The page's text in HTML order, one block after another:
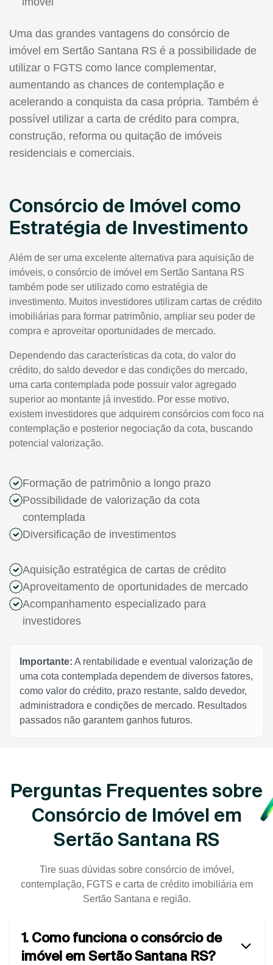
Uma das grandes vantagens do consórcio de
imóvel em Sertão Santana RS é a possibilidade de
utilizar o FGTS como lance complementar,
aumentando as chances de contemplação e
acelerando a conquista da casa própria. Também é
possível utilizar a carta de crédito para compra,
construção, reforma ou quitação de imóveis
residenciais e comerciais.
Consórcio de Imóvel como
Estratégia de Investimento
Além de ser uma excelente alternativa para aquisição de
imóveis, o consórcio de imóvel em Sertão Santana RS
também pode ser utilizado como estratégia de
investimento. Muitos investidores utilizam cartas de crédito
imobiliárias para formar patrimônio, ampliar seu poder de
compra e aproveitar oportunidades de mercado.
Dependendo das características da cota, do valor do
crédito, do saldo devedor e das condições do mercado,
uma carta contemplada pode possuir valor agregado
superior ao montante já investido. Por esse motivo,
existem investidores que adquirem consórcios com foco na
contemplação e posterior negociação da cota, buscando
potencial valorização.
Formação de patrimônio a longo prazo
Possibilidade de valorização da cota
contemplada
Diversificação de investimentos
Aquisição estratégica de cartas de crédito
Aproveitamento de oportunidades de mercado
Acompanhamento especializado para
investidores
Importante: A rentabilidade e eventual valorização de
uma cota contemplada dependem de diversos fatores,
como valor do crédito, prazo restante, saldo devedor,
administradora e condições de mercado. Resultados
passados não garantem ganhos futuros.
Perguntas Frequentes sobre
Consórcio de Imóvel em
Sertão Santana RS
Tire suas dúvidas sobre consórcio de imóvel,
contemplação, FGTS e carta de crédito imobiliária em
Sertão Santana e região.
1. Como funciona o consórcio de
imóvel em Sertão Santana RS?